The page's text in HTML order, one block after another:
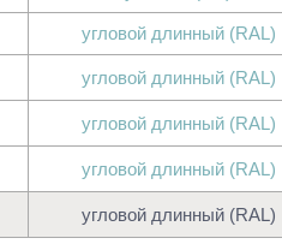
угловой длинный (RAL)
угловой длинный (RAL)
угловой длинный (RAL)
угловой длинный (RAL)
угловой длинный (RAL)